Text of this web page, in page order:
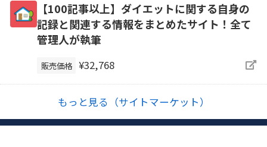
【100記事以上】ダイエットに関する自身の
記録と関連する情報をまとめたサイト！全て
管理人が執筆
販売価格 ¥32,768
もっと見る（サイトマーケット）